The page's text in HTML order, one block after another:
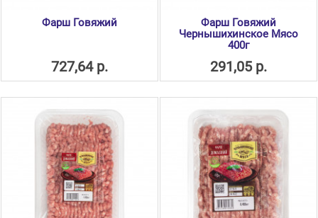
Фарш Говяжий
727,64 р.
Фарш Говяжий
Чернышихинское Мясо
400г
291,05 р.